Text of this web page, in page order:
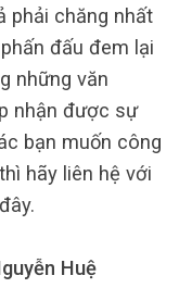
phải chăng nhất
đấu đem lại
những văn
nhận được sự
bạn muốn công
hãy liên hệ với
Huệ